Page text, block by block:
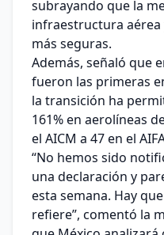
subrayando que la
infraestructura
más seguras.
Además, señaló que
fueron las primeras
la transición ha
161% en aerolíneas
el AICM a 47 en el
“No hemos sido
una declaración y
esta semana. Hay
refiere”, comentó la